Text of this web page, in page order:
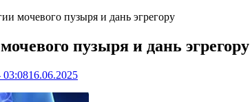
мочевого пузыря и дань эгрегору
пузыря и дань эгрегору
03:0816.06.2025